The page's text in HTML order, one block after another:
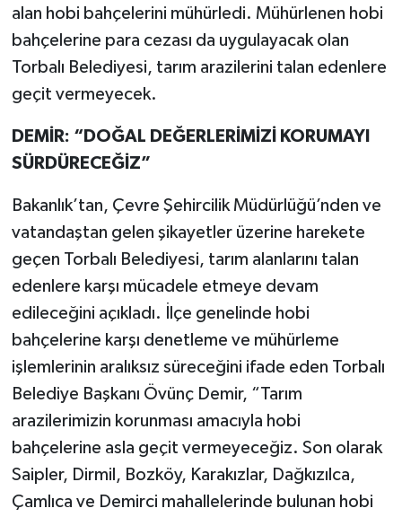
alan hobi bahçelerini mühürledi. Mühürlenen hobi
bahçelerine para cezası da uygulayacak olan
Torbalı Belediyesi, tarım arazilerini talan edenlere
geçit vermeyecek.
DEMİR: “DOĞAL DEĞERLERİMİZİ KORUMAYI
SÜRDÜRECEĞİZ”
Bakanlık’tan, Çevre Şehircilik Müdürlüğü’nden ve
vatandaştan gelen şikayetler üzerine harekete
geçen Torbalı Belediyesi, tarım alanlarını talan
edenlere karşı mücadele etmeye devam
edileceğini açıkladı. İlçe genelinde hobi
bahçelerine karşı denetleme ve mühürleme
işlemlerinin aralıksız süreceğini ifade eden Torbalı
Belediye Başkanı Övünç Demir, “Tarım
arazilerimizin korunması amacıyla hobi
bahçelerine asla geçit vermeyeceğiz. Son olarak
Saipler, Dirmil, Bozköy, Karakızlar, Dağkızılca,
Çamlıca ve Demirci mahallelerinde bulunan hobi